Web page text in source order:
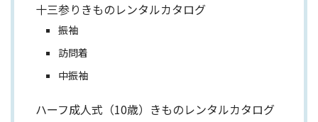
十三参りきものレンタルカタログ
振袖
訪問着
中振袖
ハーフ成人式（10歳）きものレンタルカタログ